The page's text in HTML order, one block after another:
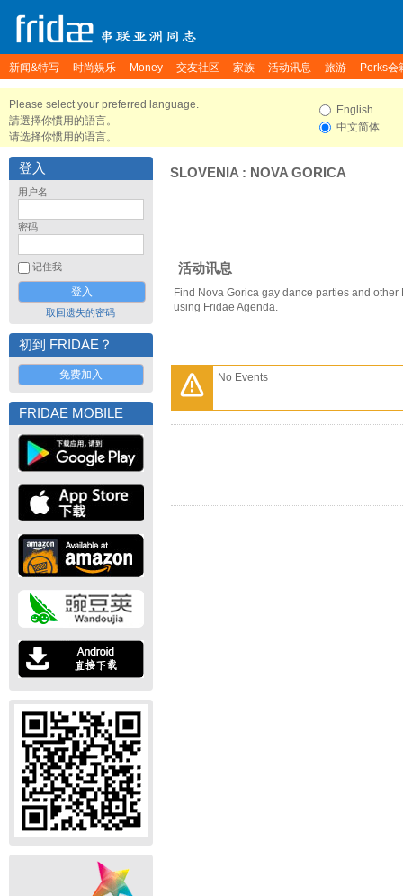
新闻&特写 时尚娱乐 Money 交友社区 家族 活动讯息 旅游 Perks会
Please select your preferred language.
請選擇你慣用的語言。
请选择你惯用的语言。
English
中文简体
登入
用户名
密码
记住我
取回遗失的密码
初到 FRIDAE？
免费加入
FRIDAE MOBILE
SLOVENIA : NOVA GORICA
活动讯息
Find Nova Gorica gay dance parties and
using Fridae Agenda.
No Events